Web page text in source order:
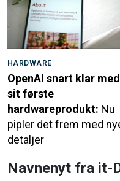
HARDWARE
OpenAI snart klar med
sit første
hardwareprodukt: Nu
pipler det frem med
detaljer
Navnenyt fra it-